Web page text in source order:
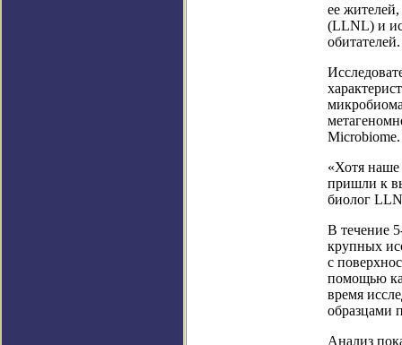
ее
(LLNL) и
обитателей.
Microbiome.
«Хотя наше
пришли к
биолог
В течение
крупных
с
помощью
время
образцами
Анализ